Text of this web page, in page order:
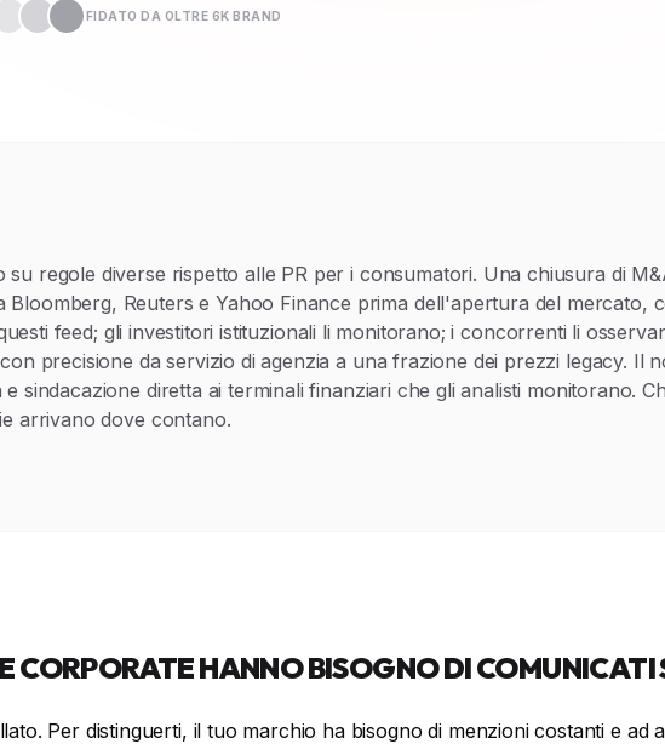
FIDATO DA OLTRE 6K BRAND
su regole diverse rispetto alle PR per i consumatori. Una chiusura di
Reuters e Yahoo Finance prima dell'apertura del mercato,
feed; gli investitori istituzionali li monitorano; i concorrenti li
precisione da servizio di agenzia a una frazione dei prezzi legacy.
sindacazione diretta ai terminali finanziari che gli analisti monitorano.
arrivano dove contano.
CORPORATE HANNO BISOGNO DI
Per distinguerti, il tuo marchio ha bisogno di menzioni costanti e ad